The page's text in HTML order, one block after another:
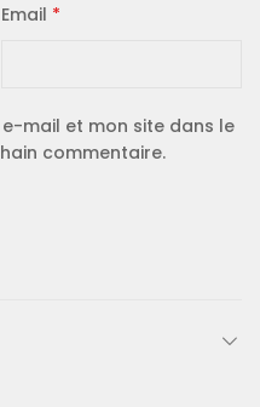
Email *
mail et mon site dans le
commentaire.